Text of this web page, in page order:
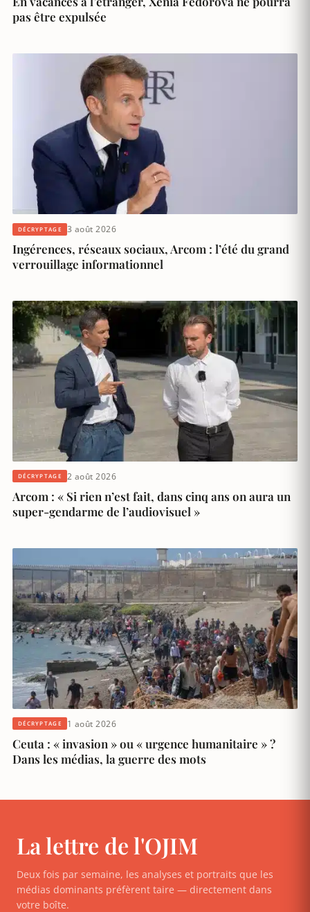
pas être expulsée
DÉCRYPTAGE 3 août 2026
Ingérences, réseaux sociaux, Arcom : l’été du grand
verrouillage informationnel
DÉCRYPTAGE 2 août 2026
Arcom : « Si rien n’est fait, dans cinq ans on aura un
super-gendarme de l’audiovisuel »
DÉCRYPTAGE 1 août 2026
Ceuta : « invasion » ou « urgence humanitaire » ?
Dans les médias, la guerre des mots
La lettre de l'OJIM
Deux fois par semaine, les analyses et portraits que les
médias dominants préfèrent taire — directement dans
votre boîte.